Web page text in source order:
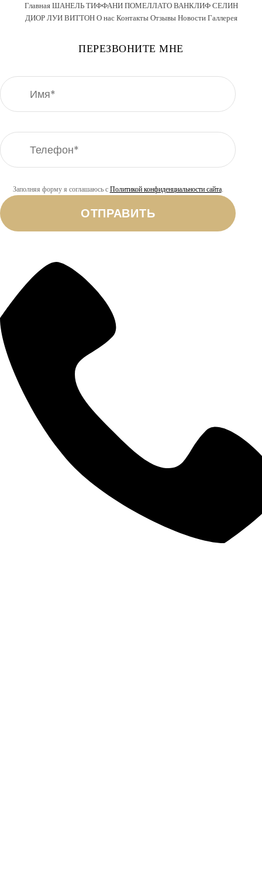
Главная ШАНЕЛЬ ТИФФАНИ ПОМЕЛЛАТО ВАНКЛИФ СЕЛИН
ДИОР ЛУИ ВИТТОН О нас Контакты Отзывы Новости Галлерея
ПЕРЕЗВОНИТЕ МНЕ
Заполняя форму я соглашаюсь с Политикой конфиденциальности сайта.
ОТПРАВИТЬ